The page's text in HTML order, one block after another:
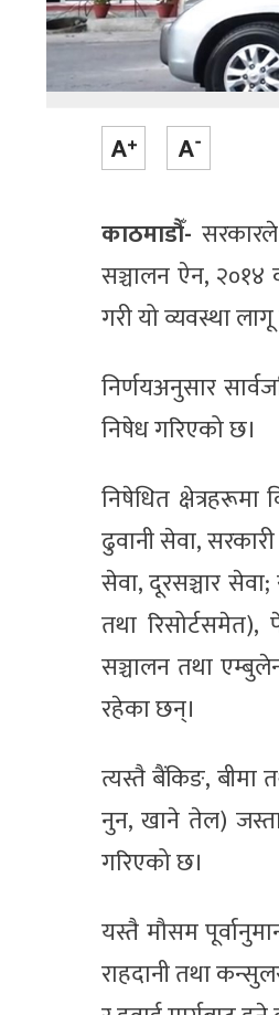
काठमाडौँ-
सञ्चालन ऐन, २०१४
गरी यो व्यवस्था
निर्णयअनुसार
निषेध गरिएको छ।
निषेधित
ढुवानी सेवा,
सेवा, दूरसञ्चार
तथा रिसोर्टसमेत),
सञ्चालन तथा
रहेका छन्।
त्यस्तै बैंकिङ, बीमा
नुन, खाने तेल)
गरिएको छ।
यस्तै मौसम
राहदानी तथा